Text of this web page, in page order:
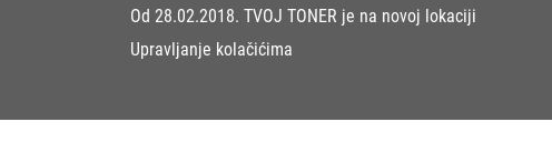
Od 28.02.2018. TVOJ TONER je na novoj lokaciji
Upravljanje kolačićima